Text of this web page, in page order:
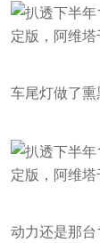
车尾灯做了熏
动力还是那